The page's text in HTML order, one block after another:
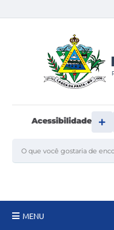
Acessibilidade
MENU